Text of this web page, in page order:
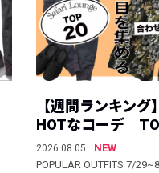
【週間ランキング
HOTなコーデ｜
2026.08.05
NEW
POPULAR OUTFITS 7/